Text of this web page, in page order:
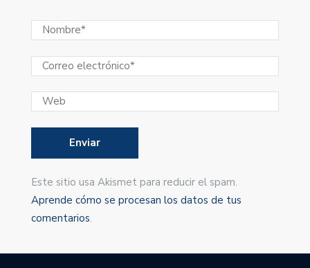
Este sitio usa Akismet para reducir el spam.
Aprende cómo se procesan los datos de tus
comentarios.